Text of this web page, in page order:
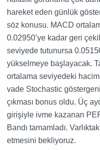
hareket eden günlük
söz konusu. MACD
0.02950’ye kadar geri
seviyede tutunursa
yükselmeye başlayacak.
ortalama seviyedeki hacim
vade Stochastic
çıkması bonus oldu. Üç
girişiyle ivme kazanan
Bandı tamamladı.
etmesini bekliyoruz.